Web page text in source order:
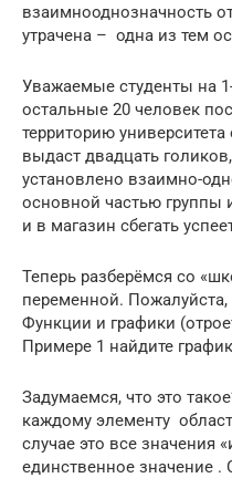
взаимнооднозначность
утрачена – одна из тем
Уважаемые студенты на
остальные 20 человек
территорию
выдаст двадцать
установлено взаимно-
основной частью группы
и в магазин сбегать
Теперь разберёмся со
переменной. Пожалуйста,
Функции и графики
Примере 1 найдите
Задумаемся, что это
каждому элементу
случае это все значения
единственное значение .